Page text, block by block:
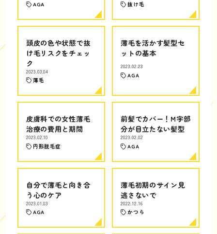
AGA 抜け毛
頭皮の色や状態で抜
け毛リスクをチェッ
ク
2023.03.04
薄毛
薄毛を活かす髪型セ
ットの基本
2023.02.23
AGA
皮膚科での女性薄毛
治療の費用と期間
2023.02.10
円形脱毛症
前髪でカバー！M字部
分が目立たない髪型
2023.02.02
AGA
自分で薄毛と向き合
う心のケア
2023.01.03
AGA
薄毛初期のサイン見
逃さないで
2022.12.16
かつら